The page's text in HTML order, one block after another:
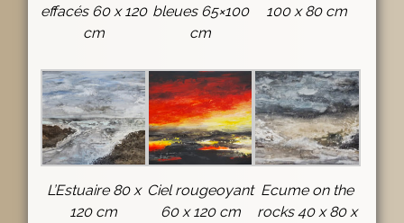
effacés 60 x 120
cm
bleues 65×100
cm
100 x 80 cm
L’Estuaire 80 x
120 cm
Ciel rougeoyant
60 x 120 cm
Ecume on the
rocks 40 x 80 x